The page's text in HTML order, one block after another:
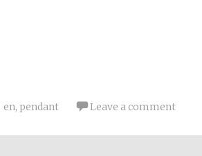
en, pendant Leave a comment